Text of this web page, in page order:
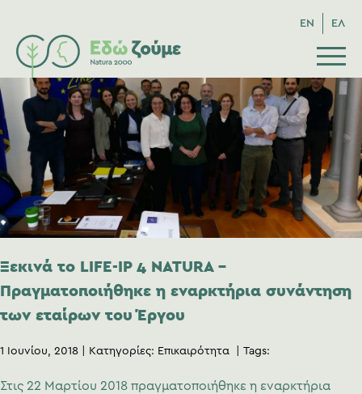
EN ΕΛ
Ξεκινά το LIFE-IP 4 NATURA –
Πραγματοποιήθηκε η εναρκτήρια συνάντηση
των εταίρων του Έργου
1 Ιουνίου, 2018 Κατηγορίες: Επικαιρότητα Tags:
Στις 22 Μαρτίου 2018 πραγματοποιήθηκε η εναρκτήρια